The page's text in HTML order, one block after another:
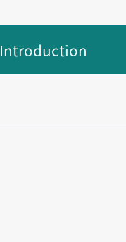
Introduction